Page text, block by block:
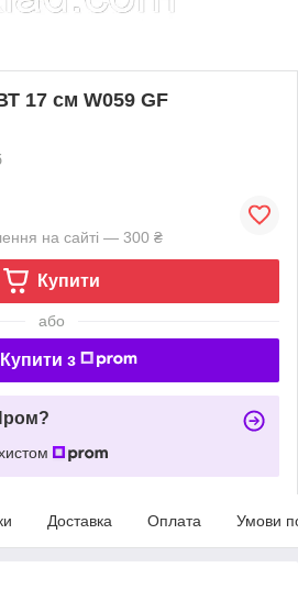
17 см W059 GF
на сайті — 300 ₴
Купити
або
Купити з
Доставка Оплата Умови